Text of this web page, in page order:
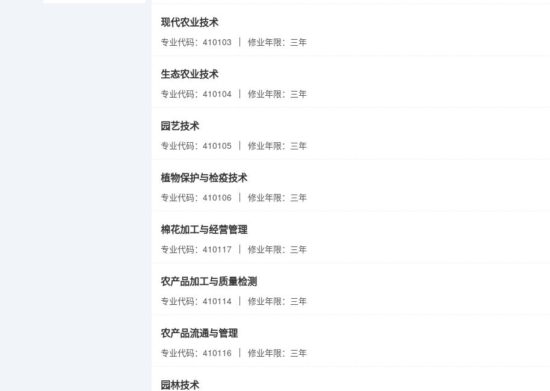
现代农业技术
专业代码：410103 修业年限：三年
生态农业技术
专业代码：410104 修业年限：三年
园艺技术
专业代码：410105 修业年限：三年
植物保护与检疫技术
专业代码：410106 修业年限：三年
棉花加工与经营管理
专业代码：410117 修业年限：三年
农产品加工与质量检测
专业代码：410114 修业年限：三年
农产品流通与管理
专业代码：410116 修业年限：三年
园林技术